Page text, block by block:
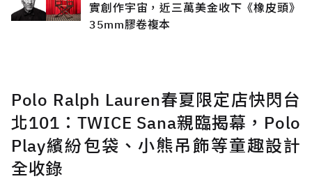
實創作宇宙，近三萬美金收下《橡皮頭》
35mm膠卷複本
Polo Ralph Lauren春夏限定店快閃台
北101：TWICE Sana親臨揭幕，Polo
Play繽紛包袋、小熊吊飾等童趣設計
全收錄